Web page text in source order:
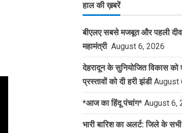
हाल की ख़बरें
बीएलए सबसे मजबूत और पहली
महामंत्री August 6, 2026
देहरादून के सुनियोजित विकास को
प्रस्तावों को दी हरी झंडी August
*आज का हिंदू पंचांग* August 6,
भारी बारिश का अलर्ट: जिले के